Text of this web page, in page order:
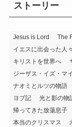
ストーリー
Jesus is Lord The
イエスに出会った人々
キリストを世界へ
ジーザス・イズ・マ
ナオミとルツの物語
ヨブ記
光と影の物
帰ってきた放蕩息子
本当のクリスマス